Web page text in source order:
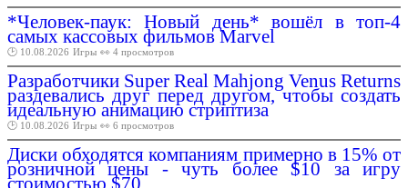
*Человек-паук: Новый день* вошёл в топ-4
самых кассовых фильмов Marvel
🕑 10.08.2026 Игры 👀 4 просмотров
Разработчики Super Real Mahjong Venus Returns
раздевались друг перед другом, чтобы создать
идеальную анимацию стриптиза
🕑 10.08.2026 Игры 👀 6 просмотров
Диски обходятся компаниям примерно в 15% от
розничной цены - чуть более $10 за игру
стоимостью $70